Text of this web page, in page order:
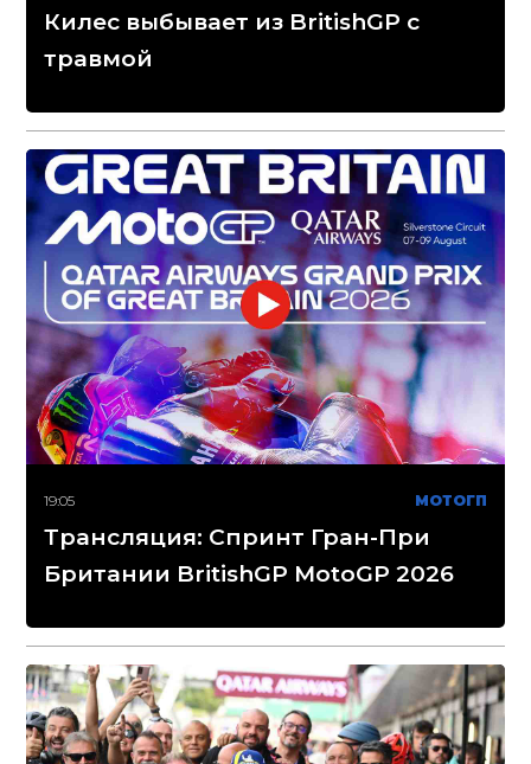
Килес выбывает из BritishGP с
травмой
19:05 МОТОГП
Трансляция: Спринт Гран-При
Британии BritishGP MotoGP 2026